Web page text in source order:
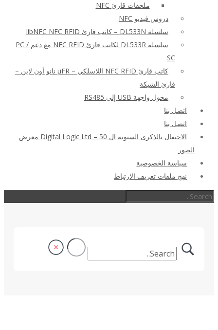
ملحقات قارئ NFC
دروس فيديو NFC
سلسلة DL533N – كاتب قارئ libNFC NFC RFID
سلسلة DL533R لكاتب قارئ NFC RFID مع دعم PC /
كاتب قارئ NFC RFID اللاسلكي – μFR نانو أون لاين –
قارئ الشبكة
محول واجهة USB إلى RS485
اتصل بنا
اتصل بنا
الاحتفال بالذكرى السنوية ال 50 – Digital Logic Ltd معرض
سياسة الخصوصية
نهج ملفات تعريف الارتباط